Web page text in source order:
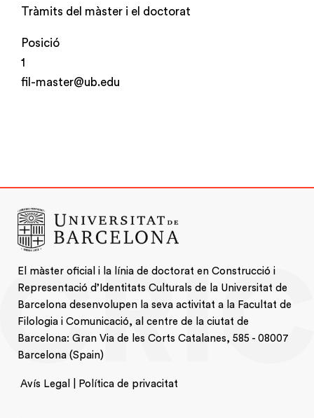
Tràmits del màster i el doctorat
Posició
1
fil-master@ub.edu
El màster oficial i la línia de doctorat en Construcció i
Representació d’Identitats Culturals de la Universitat de
Barcelona desenvolupen la seva activitat a la Facultat de
Filologia i Comunicació, al centre de la ciutat de
Barcelona: Gran Via de les Corts Catalanes, 585 - 08007
Barcelona (Spain)
Avís Legal | Política de privacitat